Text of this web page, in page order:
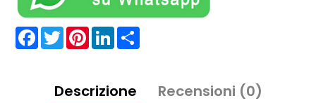
Facebook
TwitterPinterestLinkedIn
Descrizione Recensioni (0)